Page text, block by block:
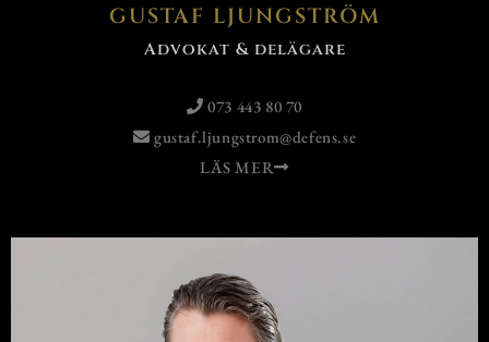
GUSTAF LJUNGSTRÖM
Advokat & delägare
073 443 80 70
gustaf.ljungstrom@defens.se
LÄS MER